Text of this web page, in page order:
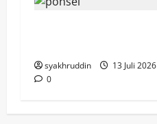
syakhruddin
13 Juli 2026
0